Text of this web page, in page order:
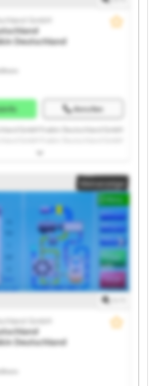
GmbH
Deutschland
Anrufen
GmbH Fraikin Deutschland GmbH
GmbH Fraikin Deutschland GmbH
GmbH Fraikin Deutschland GmbH
GmbH Fraikin Deutschland GmbH
GmbH Fraikin Deutschland GmbH
GmbH Fraikin Deutschland GmbH
GmbH Fraikin Deutschland GmbH
Kleinanzeige
GmbH
Deutschland